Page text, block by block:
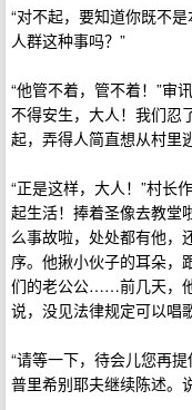
“对不起，要知道你既不
人群这种事吗？”
“他管不着，管不着！”审
不得安生，大人！我们忍
起，弄得人简直想从村里
“正是这样，大人！”村长
起生活！捧着圣像去教堂
么事故啦，处处都有他，
序。他揪小伙子的耳朵，
们的老公公……前几天，
说，没见法律规定可以唱
“请等一下，待会儿您再
普里希别耶夫继续陈述。